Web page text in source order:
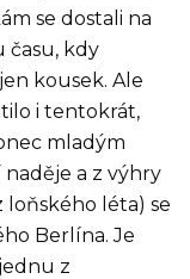
se dostali na
času, kdy
kousek. Ale
i tentokrát,
mladým
a z výhry
loňského léta) se
Berlína. Je
z